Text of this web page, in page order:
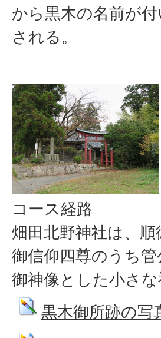
から黒木の名前が付
される。
コース経路
畑田北野神社は、順
御信仰四尊のうち管
御神像とした小さな
黒木御所跡の写